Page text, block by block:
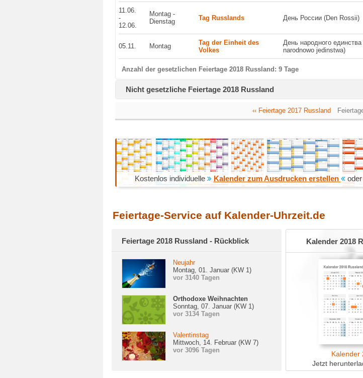
11.06.
-
12.06.
Montag -
Dienstag
Tag Russlands День России (Den Rossii)
05.11. Montag
Tag der Einheit des
Volkes
День народного единства
narodnowo jedinstwa)
Anzahl der gesetzlichen Feiertage 2018 Russland: 9 Tage
Nicht gesetzliche Feiertage 2018 Russland
‹‹ Feiertage 2017 Russland
Kostenlos individuelle Kalender zum Ausdrucken erstellen oder
Feiertage-Service auf Kalender-Uhrzeit.de
Feiertage 2018 Russland - Rückblick
Neujahr
Montag, 01. Januar (KW 1)
vor 3140 Tagen
Orthodoxe Weihnachten
Sonntag, 07. Januar (KW 1)
vor 3134 Tagen
Valentinstag
Mittwoch, 14. Februar (KW 7)
vor 3096 Tagen
Kalender 2018
Kalender
Jetzt